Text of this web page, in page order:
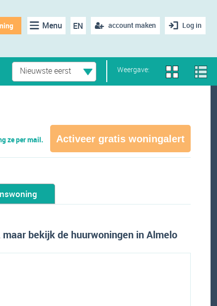
Log in
account maken
EN
Menu
Weergave:
Nieuwste eerst
ze per mail. Activeer gratis woningalert
bekijk de huurwoningen in Almelo